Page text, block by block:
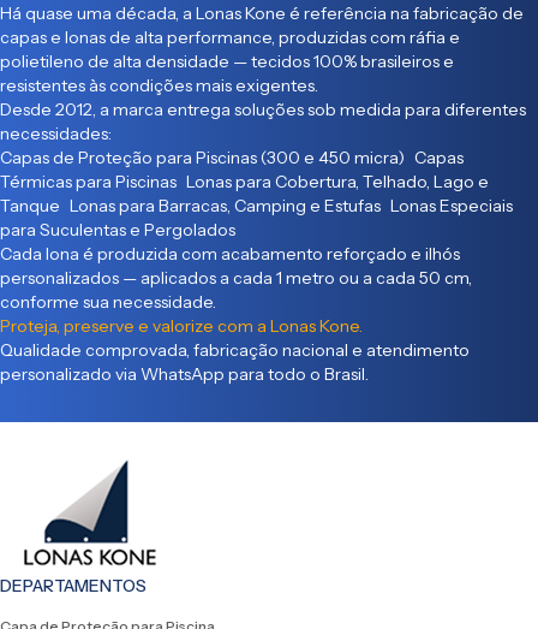
Há quase uma década, a Lonas Kone é referência na fabricação de
capas e lonas de alta performance, produzidas com ráfia e
polietileno de alta densidade — tecidos 100% brasileiros e
resistentes às condições mais exigentes.
Desde 2012, a marca entrega soluções sob medida para diferentes
necessidades:
Capas de Proteção para Piscinas (300 e 450 micra) Capas
Térmicas para Piscinas Lonas para Cobertura, Telhado, Lago e
Tanque Lonas para Barracas, Camping e Estufas Lonas Especiais
para Suculentas e Pergolados
Cada lona é produzida com acabamento reforçado e ilhós
personalizados — aplicados a cada 1 metro ou a cada 50 cm,
conforme sua necessidade.
Proteja, preserve e valorize com a Lonas Kone.
Qualidade comprovada, fabricação nacional e atendimento
personalizado via WhatsApp para todo o Brasil.
DEPARTAMENTOS